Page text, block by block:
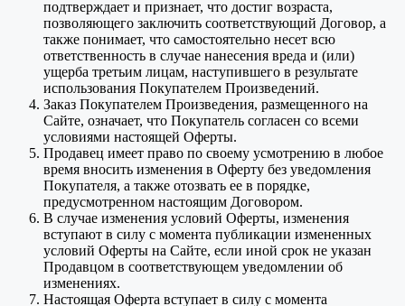
подтверждает и признает, что достиг возраста,
позволяющего заключить соответствующий Договор, а
также понимает, что самостоятельно несет всю
ответственность в случае нанесения вреда и (или)
ущерба третьим лицам, наступившего в результате
использования Покупателем Произведений.
Заказ Покупателем Произведения, размещенного на
Сайте, означает, что Покупатель согласен со всеми
условиями настоящей Оферты.
Продавец имеет право по своему усмотрению в любое
время вносить изменения в Оферту без уведомления
Покупателя, а также отозвать ее в порядке,
предусмотренном настоящим Договором.
В случае изменения условий Оферты, изменения
вступают в силу с момента публикации измененных
условий Оферты на Сайте, если иной срок не указан
Продавцом в соответствующем уведомлении об
изменениях.
Настоящая Оферта вступает в силу с момента